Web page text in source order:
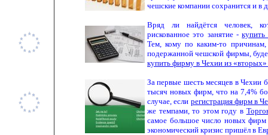
чешские компании сохранится и в
Вряд ли найдётся человек,
рискованное это занятие -
Тем, кому по каким-то причинам,
подержанной чешской фирмы,
купить фирму в Чехии из «вторых»
За первые шесть месяцев в Чехии
тысяч новых фирм, что на 7,4%
случае, если регистрация фирм в
же темпами, то этом году в
самое большое число новых фирм
экономический кризис пришёл в